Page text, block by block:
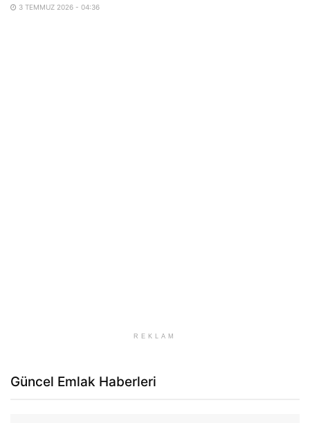
3 TEMMUZ 2026 - 04:36
REKLAM
Güncel Emlak Haberleri